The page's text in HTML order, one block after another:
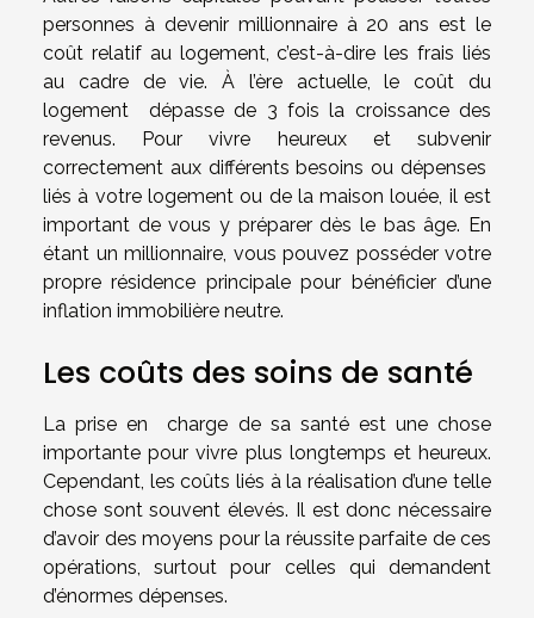
personnes à devenir millionnaire à 20 ans est le
coût relatif au logement, c’est-à-dire les frais liés
au cadre de vie. À l’ère actuelle, le coût du
logement dépasse de 3 fois la croissance des
revenus. Pour vivre heureux et subvenir
correctement aux différents besoins ou dépenses
liés à votre logement ou de la maison louée, il est
important de vous y préparer dès le bas âge. En
étant un millionnaire, vous pouvez posséder votre
propre résidence principale pour bénéficier d’une
inflation immobilière neutre.
Les coûts des soins de santé
La prise en charge de sa santé est une chose
importante pour vivre plus longtemps et heureux.
Cependant, les coûts liés à la réalisation d’une telle
chose sont souvent élevés. Il est donc nécessaire
d’avoir des moyens pour la réussite parfaite de ces
opérations, surtout pour celles qui demandent
d’énormes dépenses.